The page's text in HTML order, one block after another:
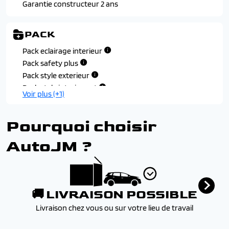
eblouissement et boost
surteintees
Garantie constructeur 2 ans
PACK
Pack eclairage interieur
Pack safety plus
Pack style exterieur
Pack style interieur gt
Voir plus (+1)
Pourquoi choisir
AutoJM ?
🚚 LIVRAISON POSSIBLE
Livraison chez vous ou sur votre lieu de travail